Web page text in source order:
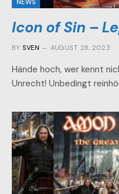
NEWS
Icon of Sin –
BY SVEN AUGUST 28, 2023
Hände hoch, wer kennt
Unrecht! Unbedingt